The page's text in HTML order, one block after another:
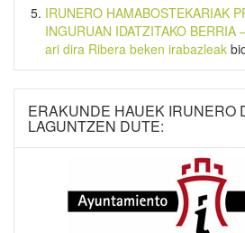
IRUNERO HAMABOSTEKARIAK
INGURUAN IDATZITAKO BERRIA
ari dira Ribera beken irabazleak
ERAKUNDE HAUEK IRUNERO
LAGUNTZEN DUTE: